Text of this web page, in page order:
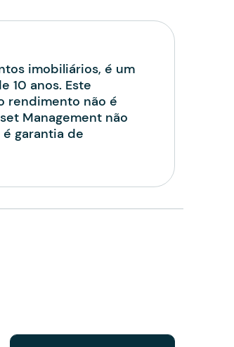
imobiliários, é um
10 anos. Este
rendimento não é
Management não
garantia de